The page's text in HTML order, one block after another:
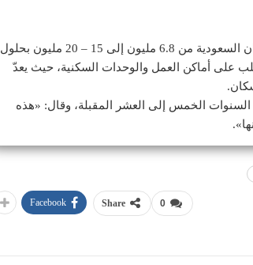
وشدد على أن التقديرات تشير إلى أنه من المتوقع أن ينمو عدد سكان السعودية من 6.8 مليون إلى 15 – 20 مليون بحلول
على أماكن العمل والوحدات السكنية، حيث يعدّ
الخمس إلى العشر المقبلة، وقال: «هذه
0
Share
Facebook